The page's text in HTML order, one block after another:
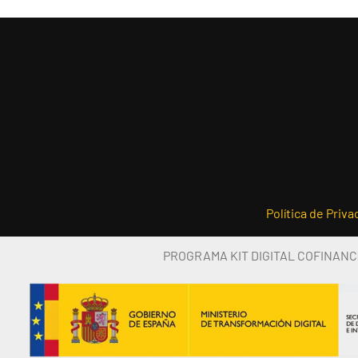
Política de
PROGRAMA KIT DIGITAL